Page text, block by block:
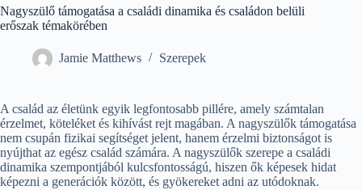
Nagyszülő támogatása a családi dinamika és családon belüli
erőszak témakörében
Jamie Matthews Szerepek
A család az életünk egyik legfontosabb pillére, amely számtalan
érzelmet, köteléket és kihívást rejt magában. A nagyszülők támogatása
nem csupán fizikai segítséget jelent, hanem érzelmi biztonságot is
nyújthat az egész család számára. A nagyszülők szerepe a családi
dinamika szempontjából kulcsfontosságú, hiszen ők képesek hidat
képezni a generációk között, és gyökereket adni az utódoknak.